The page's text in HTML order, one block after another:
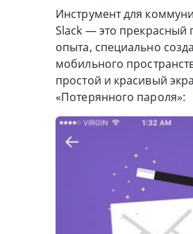
Инструмент для
Slack — это прекрасный
опыта, специально
мобильного
простой и красивый
«Потерянного пароля»: